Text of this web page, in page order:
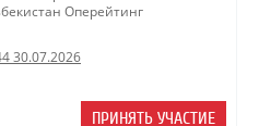
Оперейтинг
30.07.2026
ПРИНЯТЬ УЧАСТИЕ